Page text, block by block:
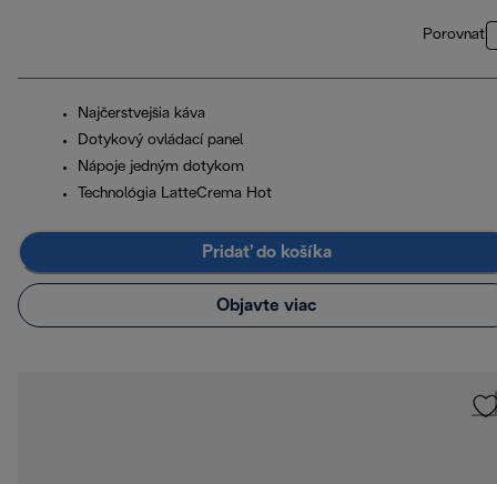
Porovnať
Najčerstvejšia káva
Dotykový ovládací panel
Nápoje jedným dotykom
Technológia LatteCrema Hot
Pridať do košíka
Objavte viac